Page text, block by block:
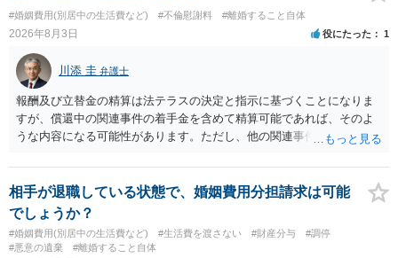
#婚姻費用(別居中の生活費など) #不倫慰謝料 #離婚すること自体
2026年8月3日 役にたった 1
川添 圭 弁護士
報酬及び立替金の精算は法テラスの決定と指示に基づくことになりま
すが、償還中の関連事件の着手金を含めて精算可能であれば、そのよ
うな内容になる可能性があります。ただし、他の関連事件でも相手方
情によって対応が違いますので、法テラスへお尋ねいただいた方が確
実です。
相手が退職している状態で、婚姻費用分担請求は可能
でしょうか？
#婚姻費用(別居中の生活費など) #生活費を渡さない #財産分与
#調停
#悪意の遺棄
#離婚すること自体